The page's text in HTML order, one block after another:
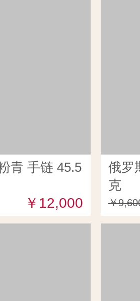
青 手链 45.5
￥12,000
俄罗
克
￥